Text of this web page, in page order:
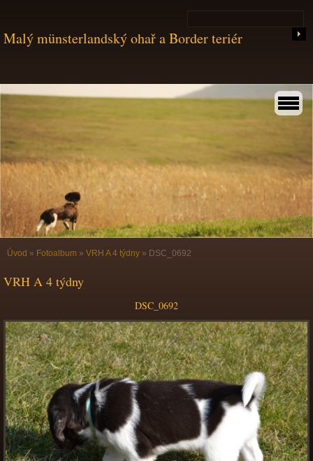
Malý münsterlandský ohař a Border teriér
Úvod » Fotoalbum » VRH A 4 týdny » DSC_0692
VRH A 4 týdny
DSC_0692